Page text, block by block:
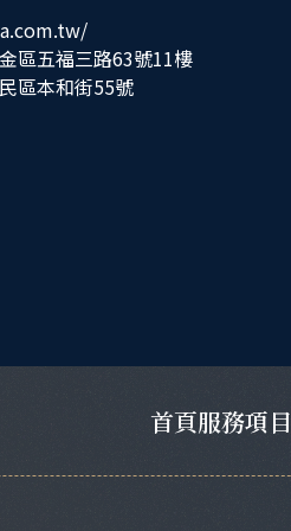
區五福三路63號11樓
區本和街55號
服務項目
首頁